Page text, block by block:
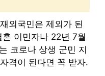
외국민은 제외가 된
이민자나 22년 7월
코로나 상생 군민 지
격이 된다면 꼭 받자.